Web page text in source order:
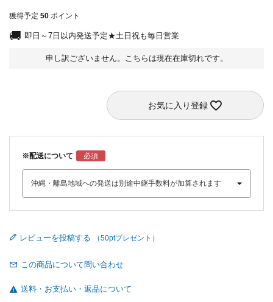
獲得予定 50 ポイント
即日～7日以内発送予定★土日祝も毎日営業
申し訳ございません。こちらは現在在庫切れです。
お気に入り登録
※配送について
レビューを投稿する
この商品について問い合わせ
送料・お支払い・返品について